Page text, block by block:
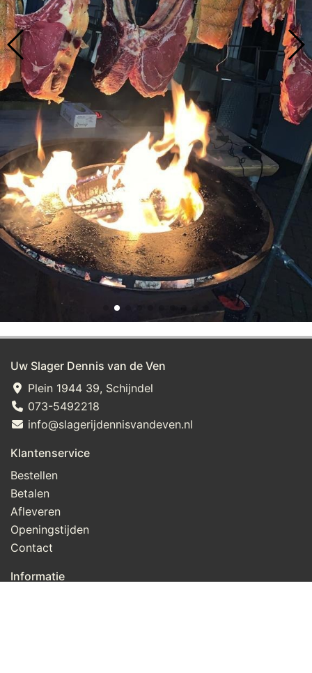
Uw Slager Dennis van de Ven
Plein 1944 39, Schijndel
073-5492218
info@slagerijdennisvandeven.nl
Klantenservice
Bestellen
Betalen
Afleveren
Openingstijden
Contact
Informatie